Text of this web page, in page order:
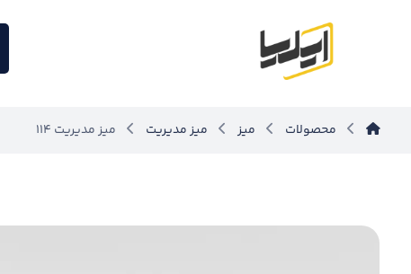
محصولات میز میز مدیریت میز مدیریت ۱۱۴